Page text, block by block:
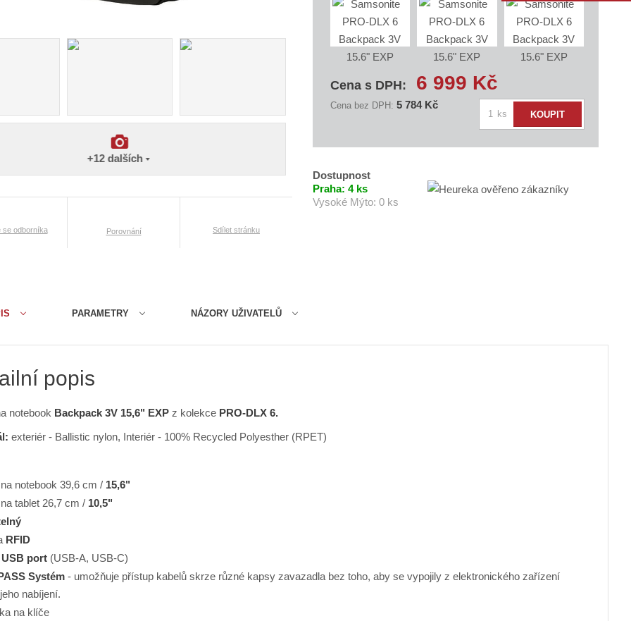
+12 dalších
se odborníka Porovnání Sdílet stránku
Cena s DPH: 6 999 Kč
Cena bez DPH: 5 784 Kč
t
ks KOUPIT
Dostupnost
Praha: 4 ks
Vysoké Mýto: 0 ks
PARAMETRY NÁZORY UŽIVATELŮ
popis
notebook Backpack 3V 15,6" EXP z kolekcePRO-DLX 6.
exteriér - Ballistic nylon, Interiér - 100% Recycled Polyesther (RPET)
notebook 39,6 cm / 15,6"
tablet 26,7 cm / 10,5"
RFID
port(USB-A, USB-C)
Systém- umožňuje přístup kabelů skrze různé kapsy zavazadla bez toho, aby se vypojily z elektronického zařízení
nabíjení.
na klíče